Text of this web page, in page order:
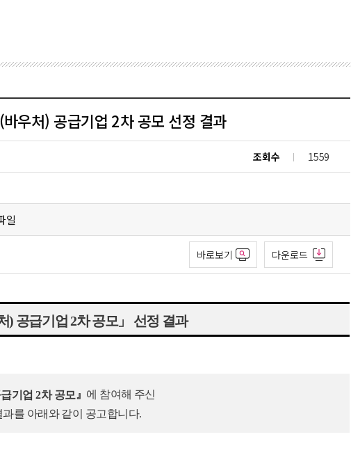
우처) 공급기업 2차 공모 선정 결과
조회수 1559
일
바로보기 다운로드
) 공급기업2차 공모」 선정 결과
급기업2차 공모 』 에 참여해 주신
과를 아래와 같이 공고합니다.